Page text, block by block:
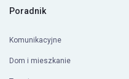
Poradnik
Komunikacyjne
Dom i mieszkanie